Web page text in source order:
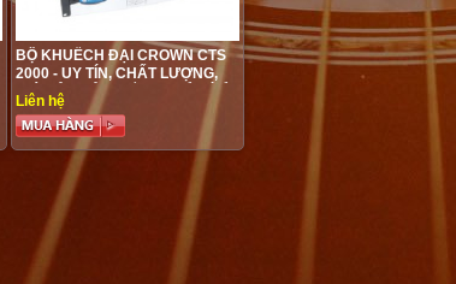
BỘ KHUẾCH ĐẠI CROWN CTS
2000 - UY TÍN, CHẤT LƯỢNG,
GIÁ CẢ PHẢI CHẲNG CHỈ CÓ Ở
AUDIO VIỆT HƯNG
Liên hệ